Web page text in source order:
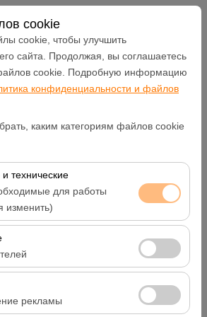
cookie
cookie, чтобы улучшить
сайта. Продолжая, вы соглашаетесь
cookie. Подробную информацию
конфиденциальности и файлов
каким категориям файлов cookie
технические
для работы
изменить)
для корректной
управления сеансами и
нельзя отключить.
нам анализировать, как
(количество посетителей,
страницы, поведение
рекламы
09:00